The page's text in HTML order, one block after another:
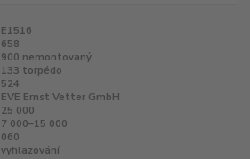
E1516
658
900 nemontovaný
133 torpédo
524
EVE Ernst Vetter GmbH
25 000
7 000–15 000
060
vyhlazování